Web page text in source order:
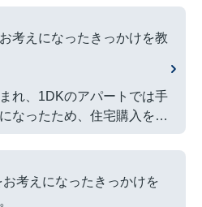
考えになったきっかけを教
れ、1DKのアパートでは手
なったため、住宅購入を検
グループとの出会いのきっ
？
考えになったきっかけを